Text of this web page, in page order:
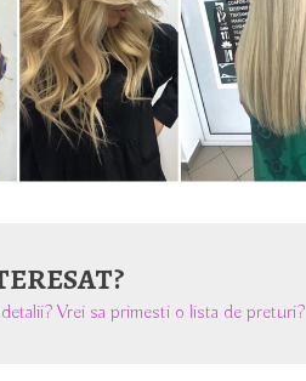
Vrei sa primesti o lista de preturi?